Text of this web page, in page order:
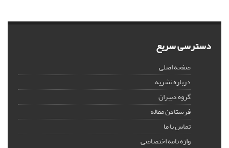
دسترسی سریع
صفحه اصلی
درباره نشریه
گروه دبیران
فرستادن مقاله
تماس با ما
واژه نامه اختصاصی